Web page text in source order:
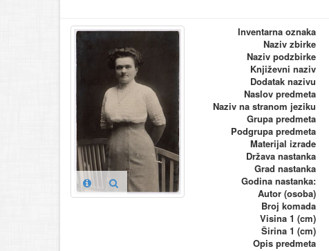
Inventarna oznaka
Naziv zbirke
Naziv podzbirke
Književni naziv
Dodatak nazivu
Naslov predmeta
Naziv na stranom jeziku
Grupa predmeta
Podgrupa predmeta
Materijal izrade
Država nastanka
Grad nastanka
Godina nastanka:
Autor (osoba)
Broj komada
Visina 1 (cm)
Širina 1 (cm)
Opis predmeta